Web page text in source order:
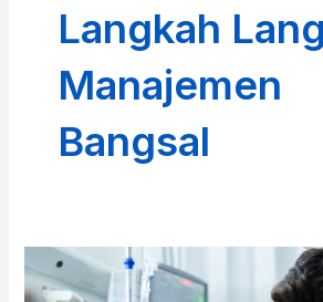
Langkah
Manajemen
Bangsal